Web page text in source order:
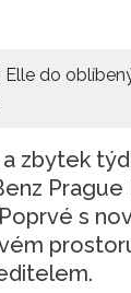
Elle do
a zbytek
Prague
s